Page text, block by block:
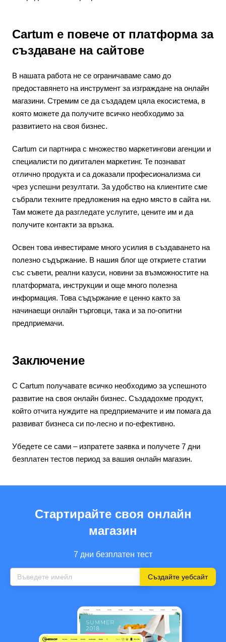
Cartum е повече от платформа за
създаване на сайтове
В нашата работа не се ограничаваме само до
предоставянето на инструмент за изграждане на онлайн
магазини. Стремим се да създадем цяла екосистема, в
която можете да получите всичко необходимо за
развитието на своя бизнес.
Cartum си партнира с множество маркетингови агенции и
специалисти по дигитален маркетинг. Те познават
отлично продукта и са доказали професионализма си
чрез успешни резултати. За удобство на клиентите сме
събрали техните предложения на едно място в сайта ни.
Там можете да разгледате услугите, цените им и да
получите контакти за връзка.
Освен това инвестираме много усилия в създаването на
полезно съдържание. В нашия блог ще откриете статии
със съвети, реални казуси, новини за възможностите на
платформата, инструкции и още много полезна
информация. Това съдържание е ценно както за
начинаещи онлайн търговци, така и за по-опитни
предприемачи.
Заключение
С Cartum получавате всичко необходимо за успешното
развитие на своя онлайн бизнес. Създадохме продукт,
който отчита нуждите на предприемачите и им помага да
развиват бизнеса си по-лесно и по-ефективно.
Убедете се сами – изпратете заявка и получете 7 дни
безплатен тестов период за вашия онлайн магазин.
Стартирайте своя онлайн
магазин
7 дни безплатен тест
Създайте уебсайт